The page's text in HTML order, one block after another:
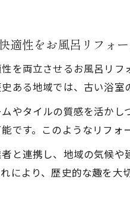
お風
安全
古い浴室
古い
お風
カビ
クラ
適性をお風呂リフォ
を両立させるお風呂リ
ある地域では、古い浴室
やタイルの質感を活か
です。このようなリフォ
と連携し、地域の気候
により、歴史的な趣を大